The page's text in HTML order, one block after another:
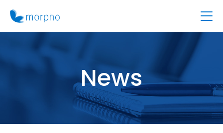
News